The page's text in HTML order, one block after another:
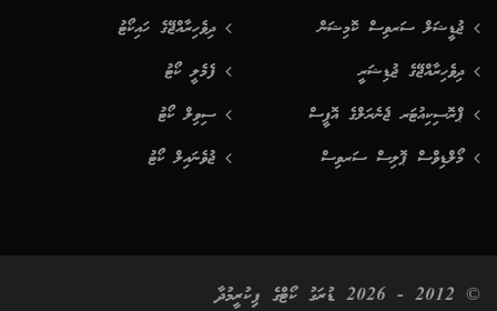
ދިވެހިރާއްޖޭގެ ހައިކޯޓު
ފެމެލީ ކޯޓު
ސިވިލް ކޯޓު
ޖުވެނައިލް ކޯޓު
ޖުޑީޝަލް ސަރވިސް ކޮމިޝަން
ދިވެހިރާއްޖޭގެ ޖުޑިޝަރީ
ޕްރޮސިކިއުޓަރ ޖެނެރަލްގެ އޮފީސް
މޯލްޑިވްސް ޕޮލިސް ސަރވިސް
© 2012 - 2026 ޑުރަގު ކޯޓްގެ ފިކުރީމުދާ